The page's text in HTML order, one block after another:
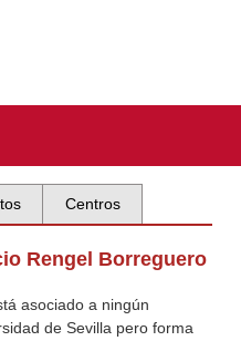
Centros
Rengel Borreguero
asociado a ningún
de Sevilla pero forma